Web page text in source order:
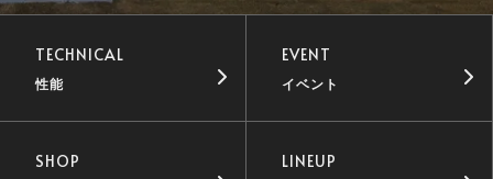
TECHNICAL
性能
EVENT
イベント
SHOP LINEUP